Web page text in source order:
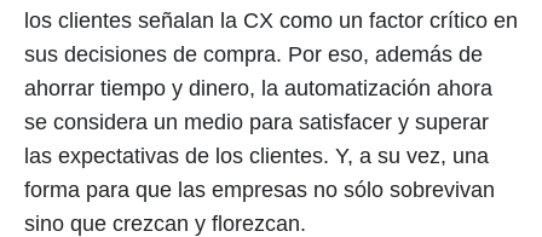
los clientes señalan la CX como un factor crítico en
sus decisiones de compra. Por eso, además de
ahorrar tiempo y dinero, la automatización ahora
se considera un medio para satisfacer y superar
las expectativas de los clientes. Y, a su vez, una
forma para que las empresas no sólo sobrevivan
sino que crezcan y florezcan.